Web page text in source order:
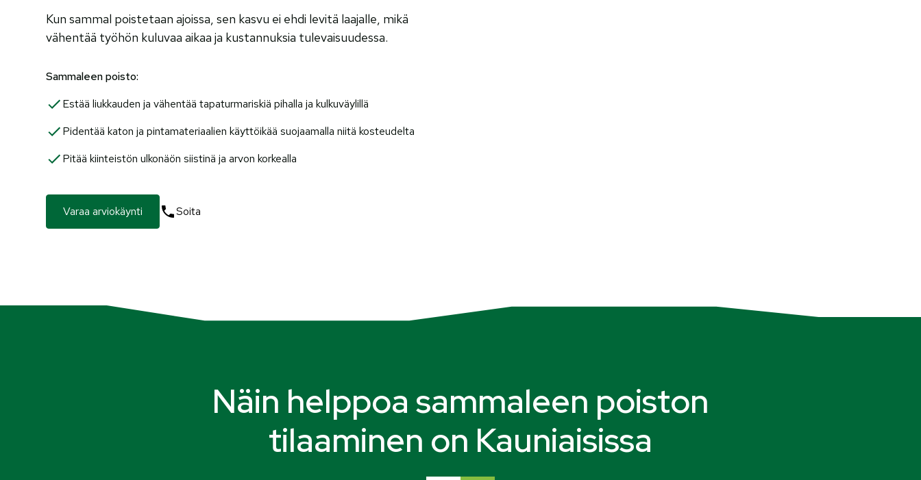
Kun sammal poistetaan ajoissa, sen kasvu ei ehdi levitä laajalle, mikä
vähentää työhön kuluvaa aikaa ja kustannuksia tulevaisuudessa.
Sammaleen poisto:
Estää liukkauden ja vähentää tapaturmariskiä pihalla ja kulkuväylillä
Pidentää katon ja pintamateriaalien käyttöikää suojaamalla niitä kosteudelta
Pitää kiinteistön ulkonäön siistinä ja arvon korkealla
Varaa arviokäynti Soita
Näin helppoa sammaleen poiston
tilaaminen on Kauniaisissa